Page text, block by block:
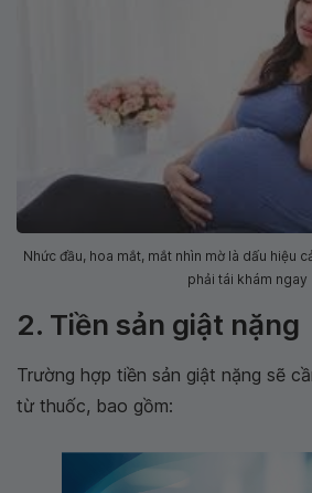
Nhức đầu, hoa mắt, mắt nhìn mờ là dấu hiệu
phải tái khám ngay
2. Tiền sản giật nặng
Trường hợp tiền sản giật nặng sẽ
từ thuốc, bao gồm: